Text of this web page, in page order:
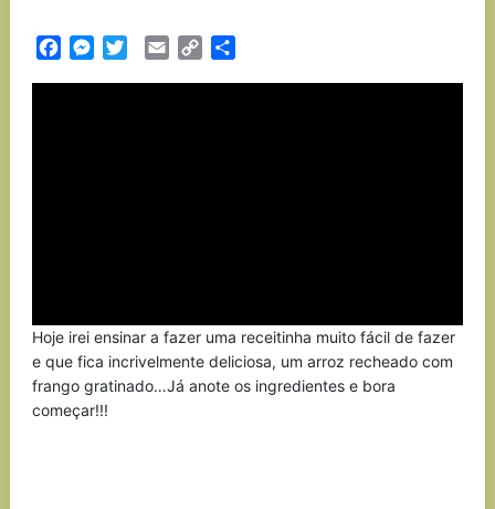
FacebookMessenger
TwitterEmail Copy
Hoje irei ensinar a fazer uma receitinha muito fácil de fazer
e que fica incrivelmente deliciosa, um arroz recheado com
frango gratinado…Já anote os ingredientes e bora
começar!!!